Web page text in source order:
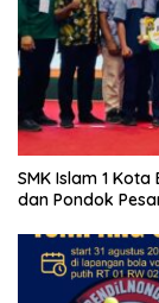
SMK Islam 1 Kota
dan Pondok